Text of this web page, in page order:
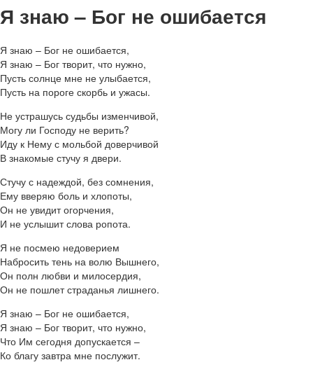
Я знаю – Бог не ошибается
Я знаю – Бог не ошибается,
Я знаю – Бог творит, что нужно,
Пусть солнце мне не улыбается,
Пусть на пороге скорбь и ужасы.
Не устрашусь судьбы изменчивой,
Могу ли Господу не верить?
Иду к Нему с мольбой доверчивой
В знакомые стучу я двери.
Стучу с надеждой, без сомнения,
Ему вверяю боль и хлопоты,
Он не увидит огорчения,
И не услышит слова ропота.
Я не посмею недоверием
Набросить тень на волю Вышнего,
Он полн любви и милосердия,
Он не пошлет страданья лишнего.
Я знаю – Бог не ошибается,
Я знаю – Бог творит, что нужно,
Что Им сегодня допускается –
Ко благу завтра мне послужит.